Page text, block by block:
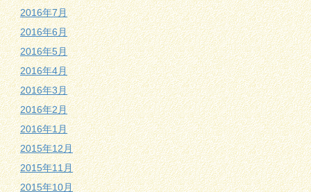
2016年7月
2016年6月
2016年5月
2016年4月
2016年3月
2016年2月
2016年1月
2015年12月
2015年11月
2015年10月